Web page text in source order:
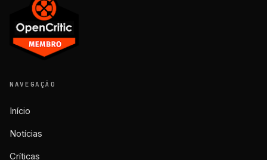
NAVEGAÇÃO
Início
Notícias
Críticas